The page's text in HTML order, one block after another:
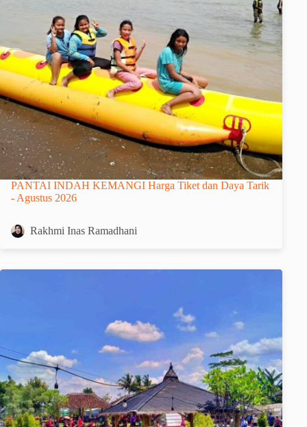
PANTAI INDAH KEMANGI Harga Tiket dan Daya Tarik
- Agustus 2026
Rakhmi Inas Ramadhani